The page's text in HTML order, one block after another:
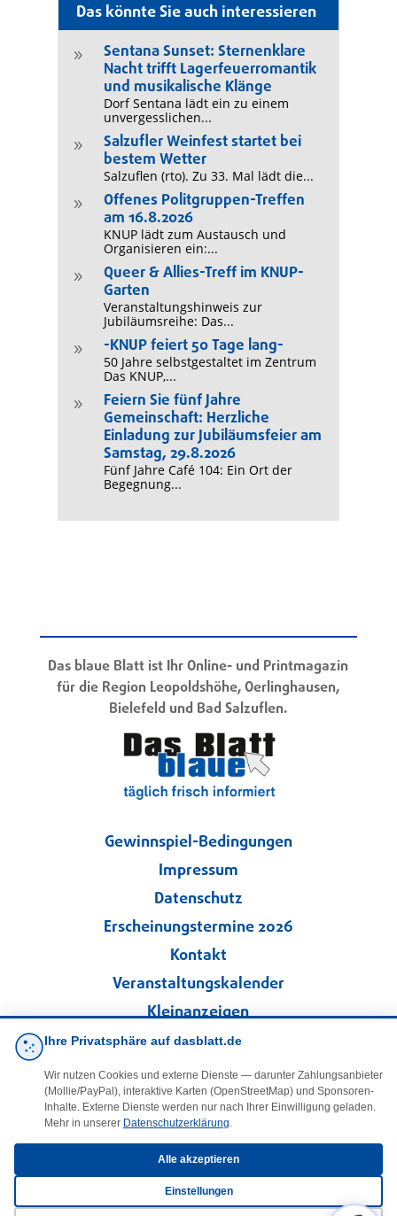
Das könnte Sie auch interessieren
9
Sentana Sunset: Sternenklare
Nacht trifft Lagerfeuerromantik
und musikalische Klänge
Dorf Sentana lädt ein zu einem
unvergesslichen...
9
Salzufler Weinfest startet bei
bestem Wetter
Salzuflen (rto). Zu 33. Mal lädt die...
9
Offenes Politgruppen-Treffen
am 16.8.2026
KNUP lädt zum Austausch und
Organisieren ein:...
9
Queer & Allies-Treff im KNUP-
Garten
Veranstaltungshinweis zur
Jubiläumsreihe: Das...
9 -KNUP feiert 50 Tage lang-
50 Jahre selbstgestaltet im Zentrum
Das KNUP,...
9
Feiern Sie fünf Jahre
Gemeinschaft: Herzliche
Einladung zur Jubiläumsfeier am
Samstag, 29.8.2026
Fünf Jahre Café 104: Ein Ort der
Begegnung...
Das blaue Blatt ist Ihr Online- und Printmagazin
für die Region Leopoldshöhe, Oerlinghausen,
Bielefeld und Bad Salzuflen.
Gewinnspiel-Bedingungen
Impressum
Datenschutz
Erscheinungstermine 2026
Kontakt
Veranstaltungskalender
Kleinanzeigen
Folgen Sie uns!
facebook
E-Mail
Ihre Privatsphäre auf dasblatt.de
Wir nutzen Cookies und externe Dienste — darunter Zahlungsanbieter
(Mollie/PayPal), interaktive Karten (OpenStreetMap) und Sponsoren-
Inhalte. Externe Dienste werden nur nach Ihrer Einwilligung geladen.
Mehr in unserer Datenschutzerklärung.
Alle akzeptieren
Einstellungen